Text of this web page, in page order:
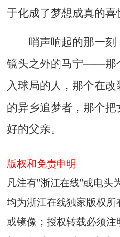
于化成了梦想成真的喜
哨声响起的那一刻
镜头之外的马宁——那
入球局的人，那个在
的异乡追梦者，那个
好的父亲。
版权和免责申明
凡注有"浙江在线"或电头
均为浙江在线独家版权
或镜像；授权转载必须注